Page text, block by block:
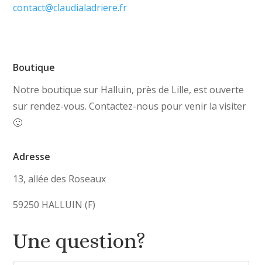
contact@claudialadriere.fr
Boutique
Notre boutique sur Halluin, près de Lille, est ouverte
sur rendez-vous. Contactez-nous pour venir la visiter
🙂
Adresse
13, allée des Roseaux
59250 HALLUIN (F)
Une question?